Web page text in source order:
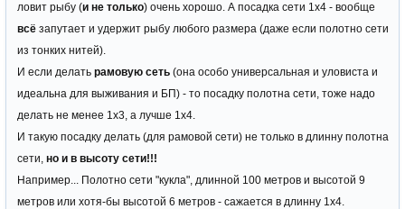
ловит рыбу (и не только) очень хорошо. А посадка сети 1х4 - вообще
всё запутает и удержит рыбу любого размера (даже если полотно сети
из тонких нитей).
И если делать рамовую сеть (она особо универсальная и уловиста и
идеальна для выживания и БП) - то посадку полотна сети, тоже надо
делать не менее 1х3, а лучше 1х4.
И такую посадку делать (для рамовой сети) не только в длинну полотна
сети, но и в высоту сети!!!
Например... Полотно сети "кукла", длинной 100 метров и высотой 9
метров или хотя-бы высотой 6 метров - сажается в длинну 1х4.